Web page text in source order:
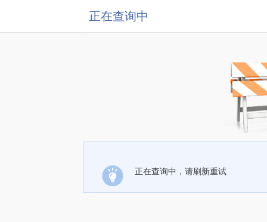
正在查询中
正在查询中，请刷新重试